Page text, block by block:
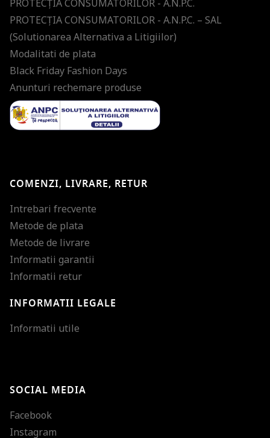
PROTECŢIA CONSUMATORILOR - A.N.P.C.
PROTECŢIA CONSUMATORILOR - A.N.P.C. – SAL
(Solutionarea Alternativa a Litigiilor)
Modalitati de plata
Black Friday Fashion Days
Anunturi rechemare produse
COMENZI, LIVRARE, RETUR
Intrebari frecvente
Metode de plata
Metode de livrare
Informatii garantii
Informatii retur
INFORMATII LEGALE
Informatii utile
SOCIAL MEDIA
Facebook
Instagram